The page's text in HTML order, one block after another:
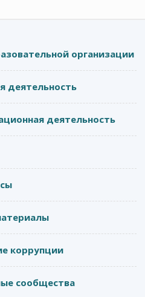
организации
деятельность
деятельность
коррупции
сообщества